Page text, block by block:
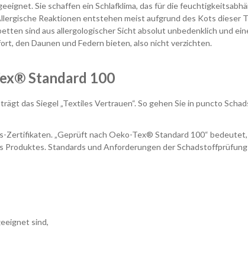
Sie schaffen ein Schlafklima, das für die
Reaktionen entstehen meist aufgrund des Kots dieser
sind aus allergologischer Sicht absolut unbedenklich und
den Daunen und Federn bieten, also nicht verzichten.
Standard 100
das Siegel „Textiles Vertrauen“. So gehen Sie in puncto
„Geprüft nach Oeko-Tex® Standard 100“
Standards und Anforderungen der
sind,